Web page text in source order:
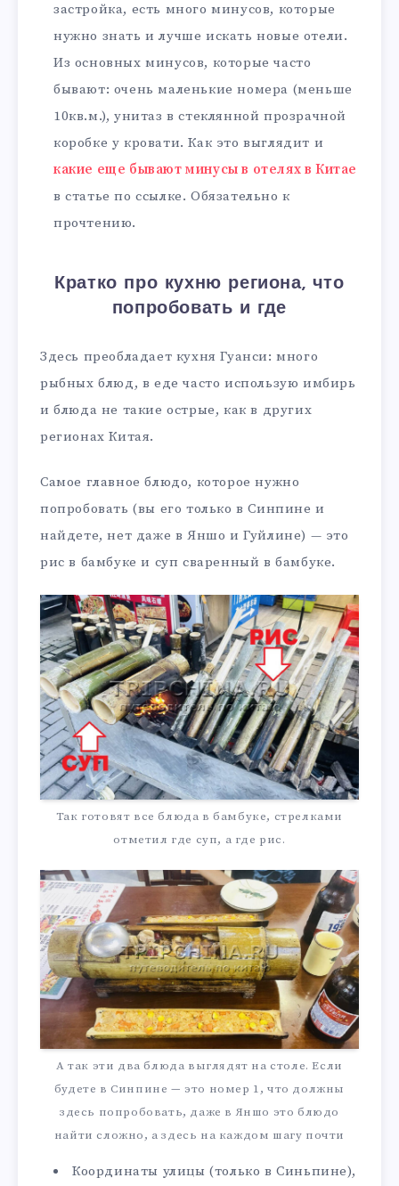
застройка, есть много минусов, которые
нужно знать и лучше искать новые отели.
Из основных минусов, которые часто
бывают: очень маленькие номера (меньше
10кв.м.), унитаз в стеклянной прозрачной
коробке у кровати. Как это выглядит и
какие еще бывают минусы в отелях в Китае
в статье по ссылке. Обязательно к
прочтению.
Кратко про кухню региона, что
попробовать и где
Здесь преобладает кухня Гуанси: много
рыбных блюд, в еде часто использую имбирь
и блюда не такие острые, как в других
регионах Китая.
Самое главное блюдо, которое нужно
попробовать (вы его только в Синпине и
найдете, нет даже в Яншо и Гуйлине) — это
рис в бамбуке и суп сваренный в бамбуке.
Так готовят все блюда в бамбуке, стрелками
отметил где суп, а где рис.
А так эти два блюда выглядят на столе. Если
будете в Синпине — это номер 1, что должны
здесь попробовать, даже в Яншо это блюдо
найти сложно, а здесь на каждом шагу почти
Координаты улицы (только в Синьпине),